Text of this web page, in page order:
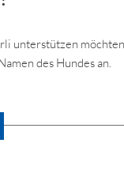
unterstützen
des Hundes an.